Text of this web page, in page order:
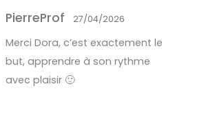
PierreProf 27/04/2026
Merci Dora, c’est exactement le
but, apprendre à son rythme
avec plaisir 🙂